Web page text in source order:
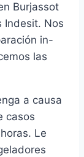
Burjassot
Indesit. Nos
in-
las
a causa
casos
Le